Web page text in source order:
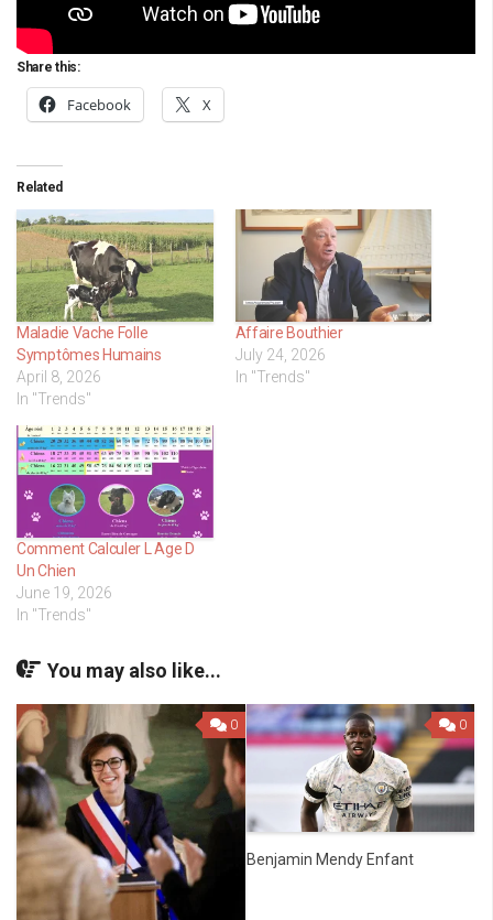
Share this:
Facebook X
Related
Maladie Vache Folle
Symptômes Humains
April 8, 2026
In "Trends"
Affaire Bouthier
July 24, 2026
In "Trends"
Comment Calculer L Age D
Un Chien
June 19, 2026
In "Trends"
You may also like...
0 0
Benjamin Mendy Enfant